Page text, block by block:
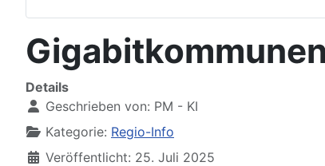
Details
Geschrieben von: PM - KI
Kategorie: Regio-Info
Veröffentlicht: 25. Juli 2025